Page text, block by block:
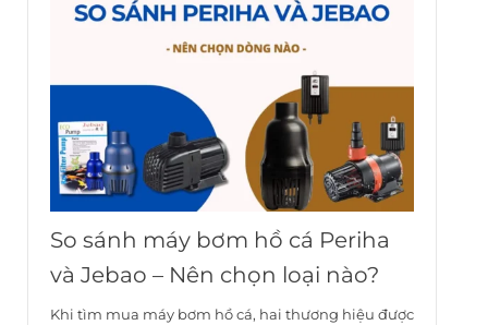
So sánh máy bơm hồ cá Periha
và Jebao – Nên chọn loại nào?
Khi tìm mua máy bơm hồ cá, hai thương hiệu được